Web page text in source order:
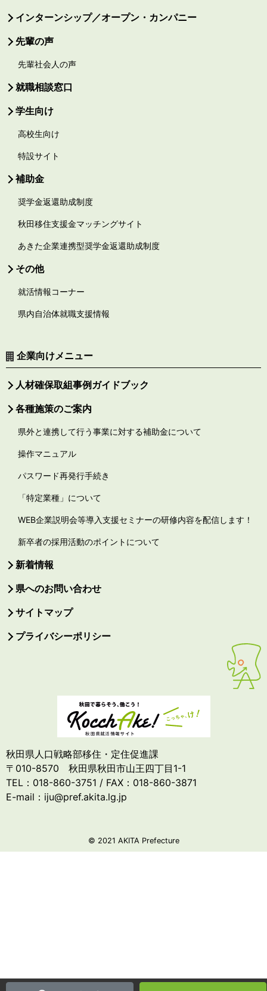
インターンシップ／オープン・カンパニー
先輩の声
先輩社会人の声
就職相談窓口
学生向け
高校生向け
特設サイト
補助金
奨学金返還助成制度
秋田移住支援金マッチングサイト
あきた企業連携型奨学金返還助成制度
その他
就活情報コーナー
県内自治体就職支援情報
企業向けメニュー
人材確保取組事例ガイドブック
各種施策のご案内
県外と連携して行う事業に対する補助金について
操作マニュアル
パスワード再発行手続き
「特定業種」について
WEB企業説明会等導入支援セミナーの研修内容を配信します！
新卒者の採用活動のポイントについて
新着情報
県へのお問い合わせ
サイトマップ
プライバシーポリシー
秋田県人口戦略部移住・定住促進課
〒010-8570 秋田県秋田市山王四丁目1-1
TEL：018-860-3751 / FAX：018-860-3871
E-mail：iju@pref.akita.lg.jp
© 2021 AKITA Prefecture